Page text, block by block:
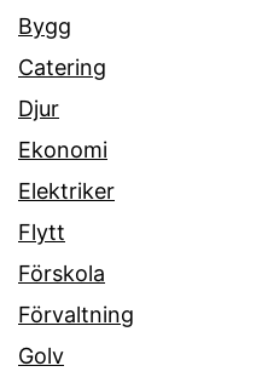
Bygg
Catering
Djur
Ekonomi
Elektriker
Flytt
Förskola
Förvaltning
Golv